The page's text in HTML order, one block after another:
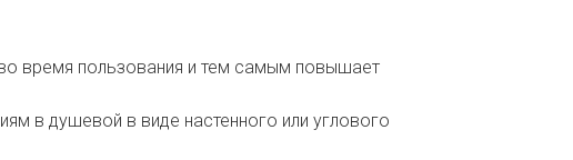
во время пользования и тем самым повышает
в душевой в виде настенного или углового